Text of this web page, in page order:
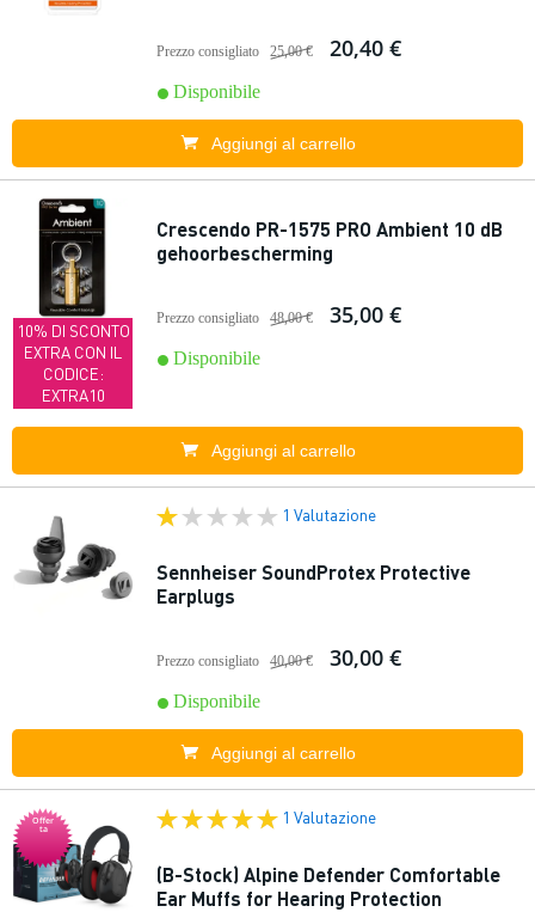
Prezzo consigliato 25,00 € 20,40 €
Disponibile
Aggiungi al carrello
10% DI SCONTO
EXTRA CON IL
CODICE:
EXTRA10
Crescendo PR-1575 PRO Ambient 10 dB
gehoorbescherming
Prezzo consigliato 48,00 € 35,00 €
Disponibile
Aggiungi al carrello
1 Valutazione
Sennheiser SoundProtex Protective
Earplugs
Prezzo consigliato 40,00 € 30,00 €
Disponibile
Aggiungi al carrello
Offer
ta
1 Valutazione
(B-Stock) Alpine Defender Comfortable
Ear Muffs for Hearing Protection